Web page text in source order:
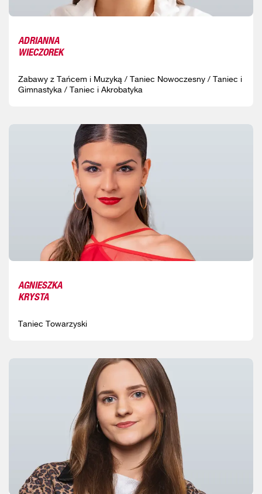
ADRIANNA
WIECZOREK
Zabawy z Tańcem i Muzyką / Taniec Nowoczesny / Taniec i
Gimnastyka / Taniec i Akrobatyka
AGNIESZKA
KRYSTA
Taniec Towarzyski